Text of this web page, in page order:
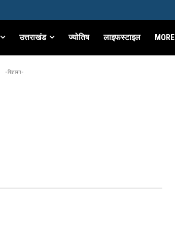
उत्तराखंड ज्योतिष लाइफस्टाइल MORE
-विज्ञापन-